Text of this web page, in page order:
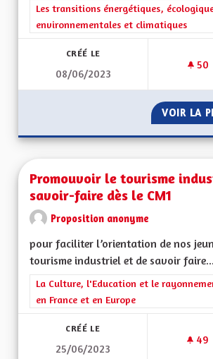
Filtrer les résultats de la catégorie :
Les transitions énergétiques,
environnementales et climatiques
CRÉÉ LE
08/06/2023
50
VOIR LA
Promouvoir le tourisme
savoir-faire dès le CM1
Proposition anonyme
pour faciliter l’orientation de nos
tourisme industriel et de savoir faire...
Filtrer les résultats de la catégorie : La
La Culture, l'Education et le
en France et en Europe
CRÉÉ LE
25/06/2023
49